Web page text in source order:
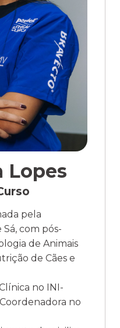
Lopes
pela
com pós-
de Animais
de Cães e
no INI-
no